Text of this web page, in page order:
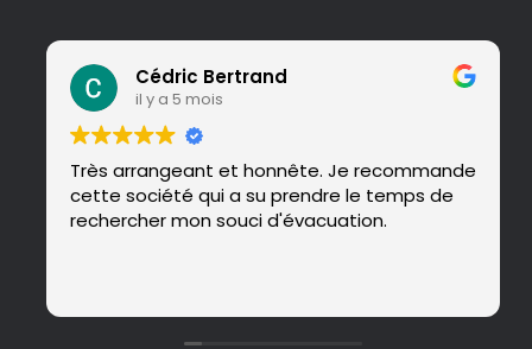
Cédric Bertrand
il y a 5 mois
Très arrangeant et honnête. Je recommande
cette société qui a su prendre le temps de
rechercher mon souci d'évacuation.